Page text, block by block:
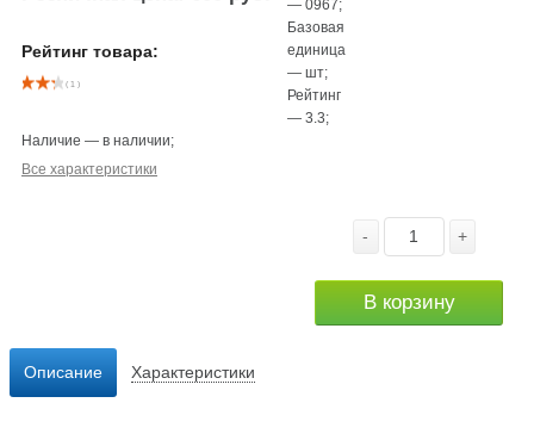
Рейтинг товара:
( 1 )
—0967;
Базовая
единица
—шт;
Рейтинг
—3.3;
Наличие — в наличии;
Все характеристики
- +
В корзину
Описание Характеристики